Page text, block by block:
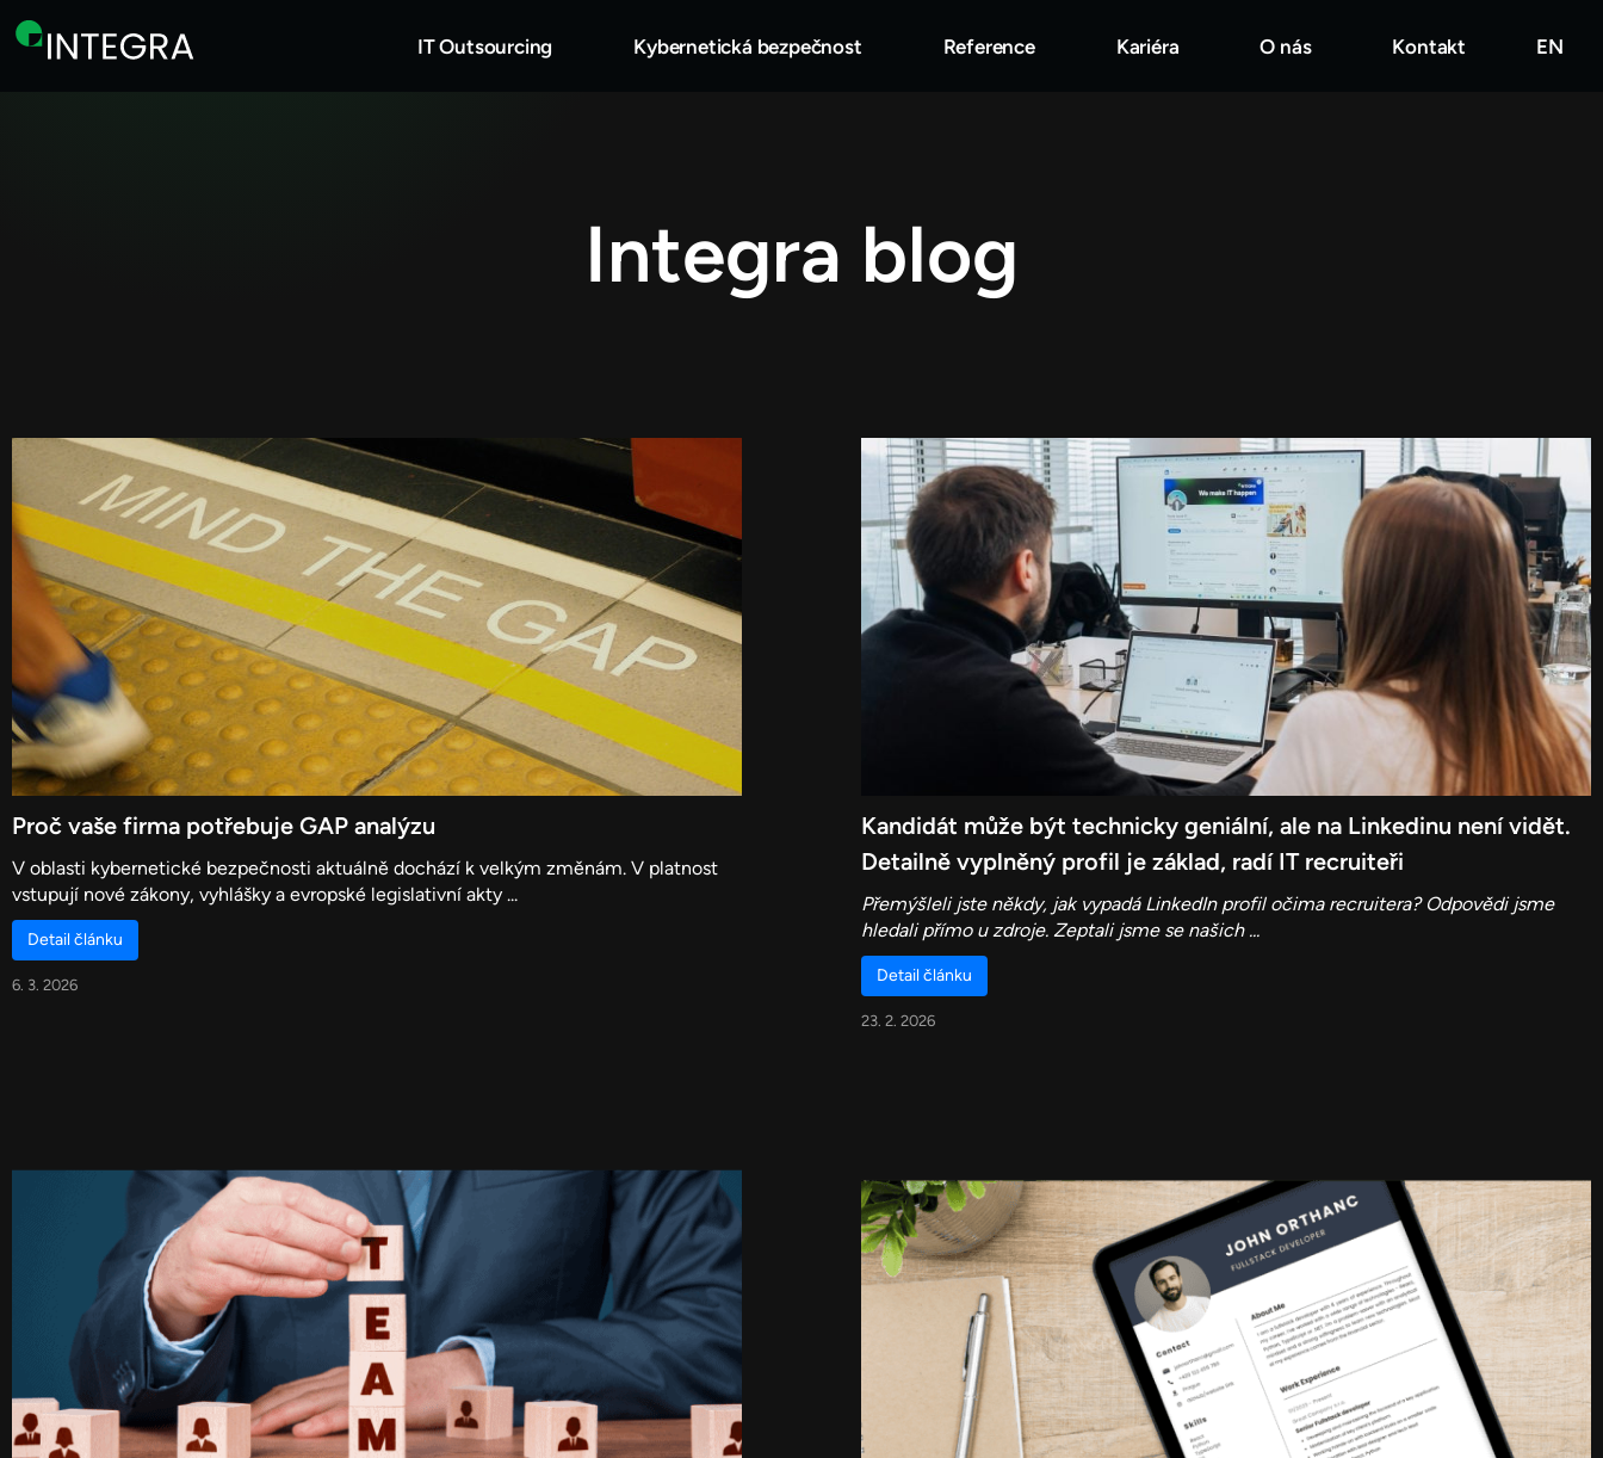
IT Outsourcing Kybernetická bezpečnost Reference Kariéra O nás Kontakt EN
Integra blog
Proč vaše firma potřebuje GAP analýzu
V oblasti kybernetické bezpečnosti aktuálně dochází k velkým změnám. V platnost
vstupují nové zákony, vyhlášky a evropské legislativní akty ...
Detail článku
6. 3. 2026
Kandidát může být technicky geniální, ale na Linkedinu není vidět.
Detailně vyplněný profil je základ, radí IT recruiteři
Přemýšleli jste někdy, jak vypadá LinkedIn profil očima recruitera? Odpovědi jsme
hledali přímo u zdroje. Zeptali jsme se našich ...
Detail článku
23. 2. 2026